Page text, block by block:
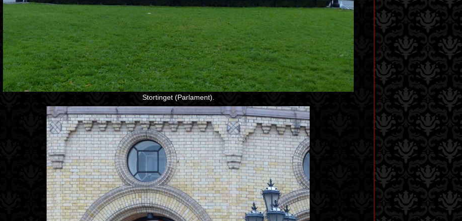
Stortinget (Parlament).